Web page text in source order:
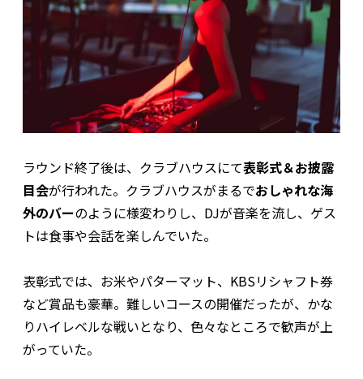
ラウンド終了後は、クラブハウスにて表彰式＆お披露
目会が行われた。クラブハウスがまるでおしゃれな海
外のバーのように様変わりし、DJが音楽を流し、ゲス
トは食事や会話を楽しんでいた。
表彰式では、お米やパターマット、KBSリシャフト券
など賞品も豪華。難しいコースの開催だったが、かな
りハイレベルな戦いとなり、色々なところで歓声が上
がっていた。